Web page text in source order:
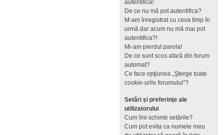
autentifica!
De ce nu mă pot autentifica?
M-am înregistrat cu ceva timp în
urmă dar acum nu mă mai pot
autentifica?!
Mi-am pierdut parola!
De ce sunt scos afară din forum
automat?
Ce face opţiunea „Şterge toate
cookie-urile forumului”?
Setări şi preferinţe ale
utilizatorului
Cum îmi schimb setările?
Cum pot evita ca numele meu